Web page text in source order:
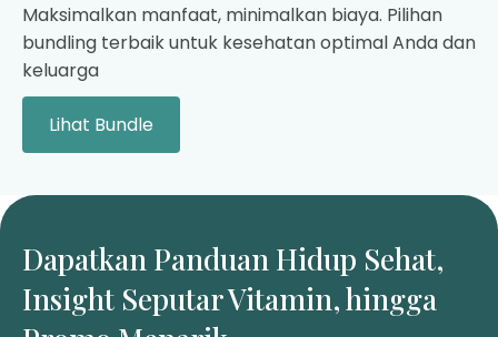
Maksimalkan manfaat, minimalkan biaya. Pilihan
bundling terbaik untuk kesehatan optimal Anda dan
keluarga
Lihat Bundle
Dapatkan Panduan Hidup Sehat,
Insight Seputar Vitamin, hingga